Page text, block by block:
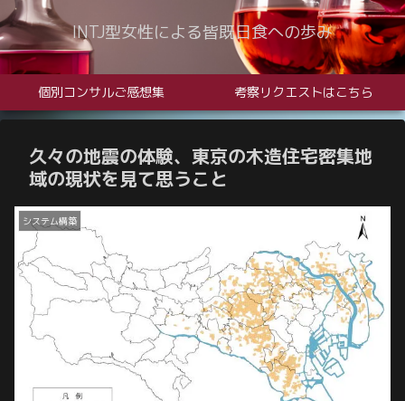
INTJ型女性による皆既日食への歩み
個別コンサルご感想集 考察リクエストはこちら
久々の地震の体験、東京の木造住宅密集地
域の現状を見て思うこと
システム構築